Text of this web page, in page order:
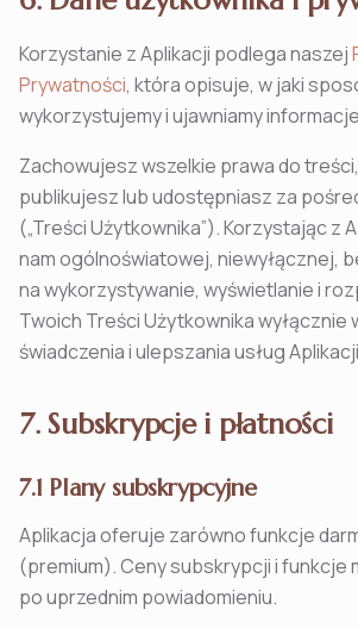
Korzystanie z Aplikacji podlega naszej
Prywatności, która opisuje, w jaki
wykorzystujemy i ujawniamy
Zachowujesz wszelkie prawa do
publikujesz lub udostępniasz za
(„Treści Użytkownika”). Korzystając z
nam ogólnoświatowej, niewyłącznej,
na wykorzystywanie, wyświetlanie i
Twoich Treści Użytkownika wyłącznie
świadczenia i ulepszania usług
7. Subskrypcje i płatności
7.1 Plany subskrypcyjne
Aplikacja oferuje zarówno funkcje
(premium). Ceny subskrypcji i funkcje
po uprzednim powiadomieniu.